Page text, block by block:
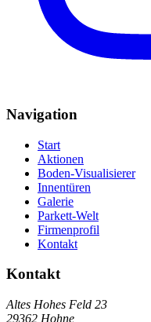
Navigation
Start
Aktionen
Boden-Visualisierer
Innentüren
Galerie
Parkett-Welt
Firmenprofil
Kontakt
Kontakt
Altes Hohes Feld 23
29362 Hohne